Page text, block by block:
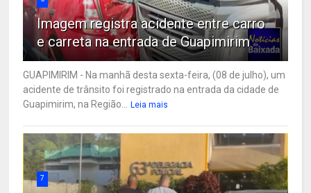
Imagem registra acidente entre carro
e carreta na entrada de Guapimirim
GUAPIMIRIM - Na manhã desta sexta-feira, (08 de julho), um
acidente de trânsito foi registrado na entrada da cidade de
Guapimirim, na Região...
Leia mais
7